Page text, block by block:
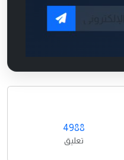
4988
تعليق